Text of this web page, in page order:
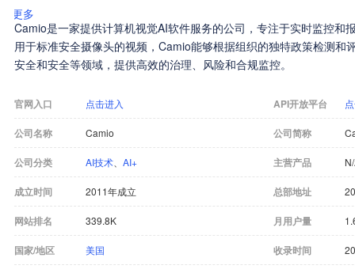
更多
Camio是一家提供计算机视觉AI软件服务的公司，专注于实时监控和
用于标准安全摄像头的视频，Camio能够根据组织的独特政策检测和
安全和安全等领域，提供高效的治理、风险和合规监控。
官网入口 点击进入 API开放平台
公司名称 Camio 公司简称
公司分类 AI技术 AI+ 主营产品
成立时间 2011年成立 总部地址
网站排名 339.8K 月用户量
国家/地区 美国 收录时间